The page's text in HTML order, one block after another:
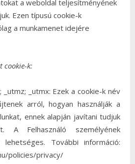
a weboldal teljesítményének
Ezen típusú cookie-k
a munkamenet idejére
cookie-k:
_utmz; _utmx: Ezek a cookie-k név
arról, hogyan használják a
ennek alapján javítani tudjuk
A Felhasználó személyének
lehetséges. További információ:
policies/privacy/